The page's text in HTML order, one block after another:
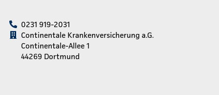
0231 919-2031
Continentale Krankenversicherung a.G.
Continentale-Allee 1
44269 Dortmund